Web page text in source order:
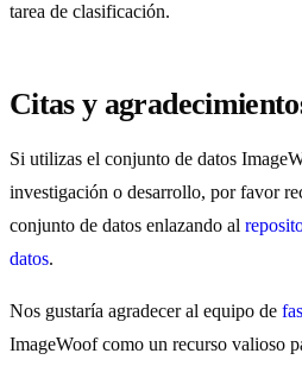
tarea de clasificación.
Citas y
Si utilizas el conjunto de datos
investigación o desarrollo, por favor
conjunto de datos enlazando al
datos.
Nos gustaría agradecer al equipo de
ImageWoof como un recurso valioso